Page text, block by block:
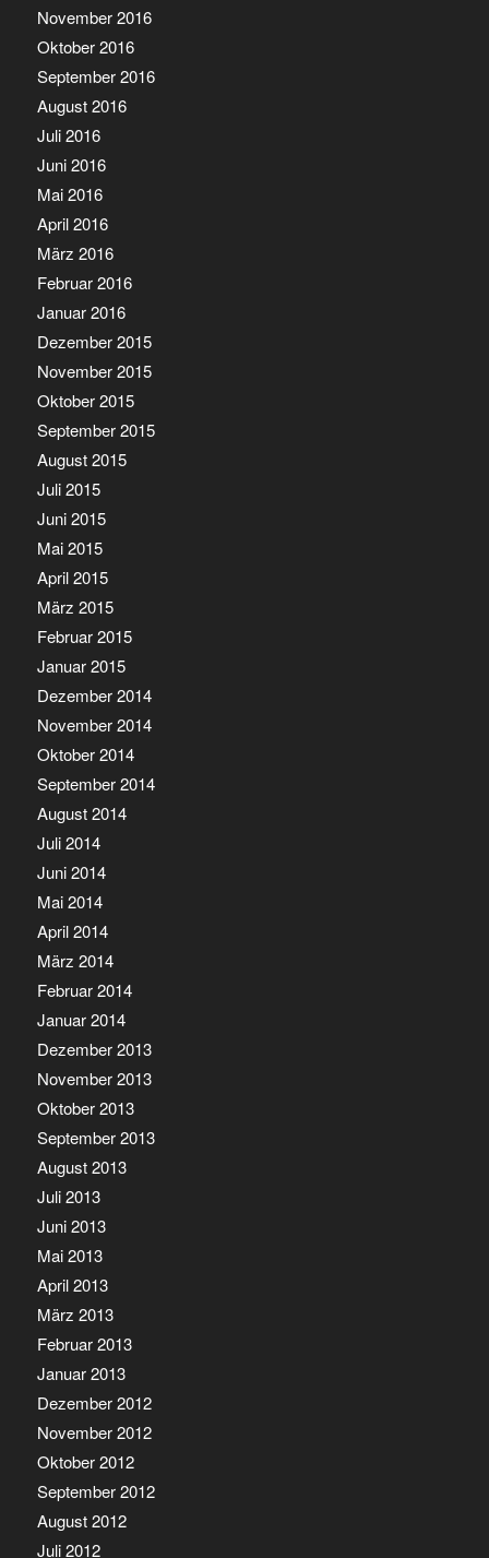
November 2016
Oktober 2016
September 2016
August 2016
Juli 2016
Juni 2016
Mai 2016
April 2016
März 2016
Februar 2016
Januar 2016
Dezember 2015
November 2015
Oktober 2015
September 2015
August 2015
Juli 2015
Juni 2015
Mai 2015
April 2015
März 2015
Februar 2015
Januar 2015
Dezember 2014
November 2014
Oktober 2014
September 2014
August 2014
Juli 2014
Juni 2014
Mai 2014
April 2014
März 2014
Februar 2014
Januar 2014
Dezember 2013
November 2013
Oktober 2013
September 2013
August 2013
Juli 2013
Juni 2013
Mai 2013
April 2013
März 2013
Februar 2013
Januar 2013
Dezember 2012
November 2012
Oktober 2012
September 2012
August 2012
Juli 2012